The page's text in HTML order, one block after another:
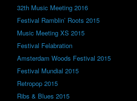
32th Music Meeting 2016
Festival Ramblin’ Roots 2015
Music Meeting XS 2015
Festival Felabration
Amsterdam Woods Festival 2015
Festival Mundial 2015
Retropop 2015
Ribs & Blues 2015